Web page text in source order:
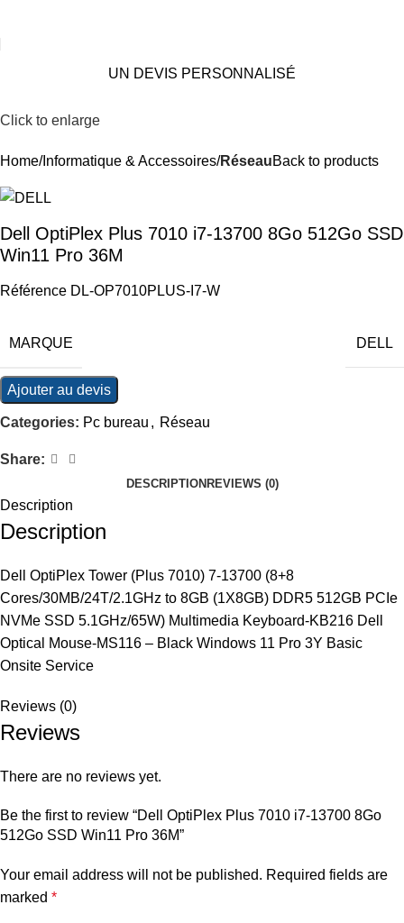
UN DEVIS PERSONNALISÉ
Click to enlarge
Home Informatique & Accessoires RéseauBack to products
Dell OptiPlex Plus 7010 i7-13700 8Go 512Go SSD
Win11 Pro 36M
Référence DL-OP7010PLUS-I7-W
MARQUE DELL
Ajouter au devis
Categories: Pc bureau , Réseau
Share:
DESCRIPTION REVIEWS (0)
Description
Description
Dell OptiPlex Tower (Plus 7010) 7-13700 (8+8
Cores/30MB/24T/2.1GHz to 8GB (1X8GB) DDR5 512GB PCIe
NVMe SSD 5.1GHz/65W) Multimedia Keyboard-KB216 Dell
Optical Mouse-MS116 – Black Windows 11 Pro 3Y Basic
Onsite Service
Reviews (0)
Reviews
There are no reviews yet.
Be the first to review “Dell OptiPlex Plus 7010 i7-13700 8Go
512Go SSD Win11 Pro 36M”
Your email address will not be published. Required fields are
marked *